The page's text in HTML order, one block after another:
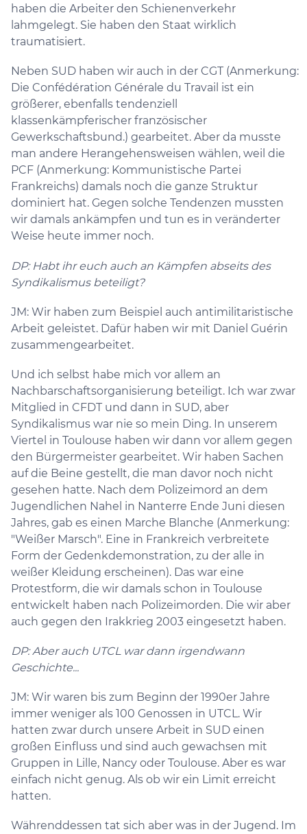
haben die Arbeiter den Schienenverkehr
lahmgelegt. Sie haben den Staat wirklich
traumatisiert.
Neben SUD haben wir auch in der CGT (Anmerkung:
Die Confédération Générale du Travail ist ein
größerer, ebenfalls tendenziell
klassenkämpferischer französischer
Gewerkschaftsbund.) gearbeitet. Aber da musste
man andere Herangehensweisen wählen, weil die
PCF (Anmerkung: Kommunistische Partei
Frankreichs) damals noch die ganze Struktur
dominiert hat. Gegen solche Tendenzen mussten
wir damals ankämpfen und tun es in veränderter
Weise heute immer noch.
DP: Habt ihr euch auch an Kämpfen abseits des
Syndikalismus beteiligt?
JM: Wir haben zum Beispiel auch antimilitaristische
Arbeit geleistet. Dafür haben wir mit Daniel Guérin
zusammengearbeitet.
Und ich selbst habe mich vor allem an
Nachbarschaftsorganisierung beteiligt. Ich war zwar
Mitglied in CFDT und dann in SUD, aber
Syndikalismus war nie so mein Ding. In unserem
Viertel in Toulouse haben wir dann vor allem gegen
den Bürgermeister gearbeitet. Wir haben Sachen
auf die Beine gestellt, die man davor noch nicht
gesehen hatte. Nach dem Polizeimord an dem
Jugendlichen Nahel in Nanterre Ende Juni diesen
Jahres, gab es einen Marche Blanche (Anmerkung:
"Weißer Marsch". Eine in Frankreich verbreitete
Form der Gedenkdemonstration, zu der alle in
weißer Kleidung erscheinen). Das war eine
Protestform, die wir damals schon in Toulouse
entwickelt haben nach Polizeimorden. Die wir aber
auch gegen den Irakkrieg 2003 eingesetzt haben.
DP: Aber auch UTCL war dann irgendwann
Geschichte...
JM: Wir waren bis zum Beginn der 1990er Jahre
immer weniger als 100 Genossen in UTCL. Wir
hatten zwar durch unsere Arbeit in SUD einen
großen Einfluss und sind auch gewachsen mit
Gruppen in Lille, Nancy oder Toulouse. Aber es war
einfach nicht genug. Als ob wir ein Limit erreicht
hatten.
Währenddessen tat sich aber was in der Jugend. Im